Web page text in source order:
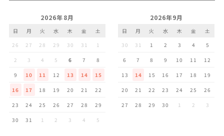
2026年8月
日 月 火 水 木 金
土
26
27 28 29 30 31
1
2
3 4 5 6 7
8
9
10 11 12 13 14
15
16
17 18 19 20 21
22
23
24 25 26 27 28
29
30
31 1 2 3 4 5
2026年9月
日 月 火 水 木 金
土
30
31 1 2 3 4
5
6
7 8 9 10 11
12
13
14 15 16 17 18
19
20
21 22 23 24 25
26
27
28 29 30 1 2 3